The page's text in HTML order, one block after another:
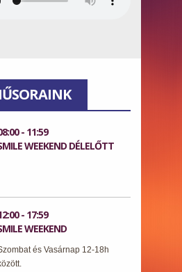
- 11:59
WEEKEND DÉLELŐTT
- 17:59
WEEKEND
és Vasárnap 12-18h